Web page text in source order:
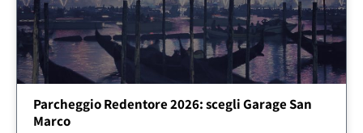
Parcheggio Redentore 2026: scegli Garage San
Marco